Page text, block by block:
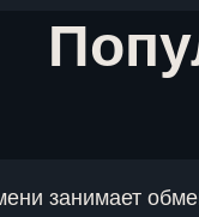
занимает